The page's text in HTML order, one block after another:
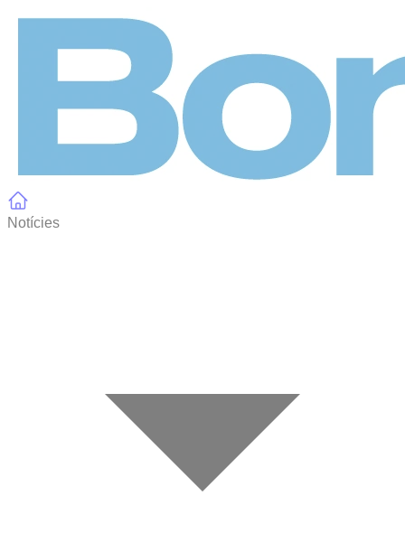
Notícies